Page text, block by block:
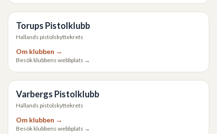
Torups Pistolklubb
Hallands pistolskyttekrets
Om klubben →
Besök klubbens webbplats →
Varbergs Pistolklubb
Hallands pistolskyttekrets
Om klubben →
Besök klubbens webbplats →